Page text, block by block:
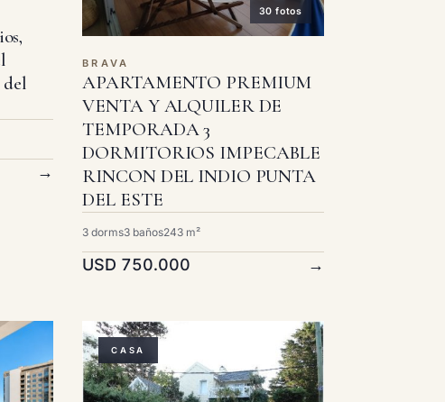
→
30 fotos
BRAVA
APARTAMENTO PREMIUM
VENTA Y ALQUILER DE
TEMPORADA 3
DORMITORIOS IMPECABLE
RINCON DEL INDIO PUNTA
DEL ESTE
3 dorms3 baños243 m²
USD 750.000 →
CASA